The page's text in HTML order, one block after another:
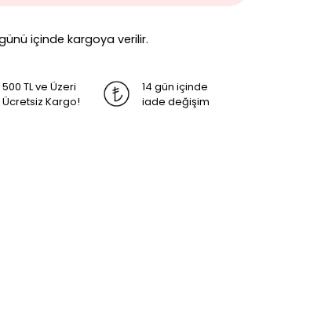
içinde kargoya verilir.
500 TL ve Üzeri
Ücretsiz Kargo!
14 gün içinde
iade değişim